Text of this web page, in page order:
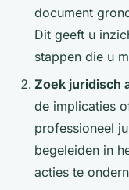
document
Dit geeft u
stappen die u
Zoek juridisch
de implicaties
professioneel
begeleiden in
acties te